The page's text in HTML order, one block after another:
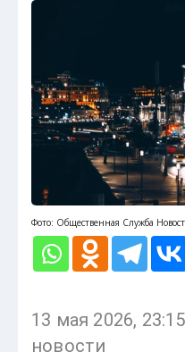
Фото: Общественная Служба
13 мая 2026,
новости